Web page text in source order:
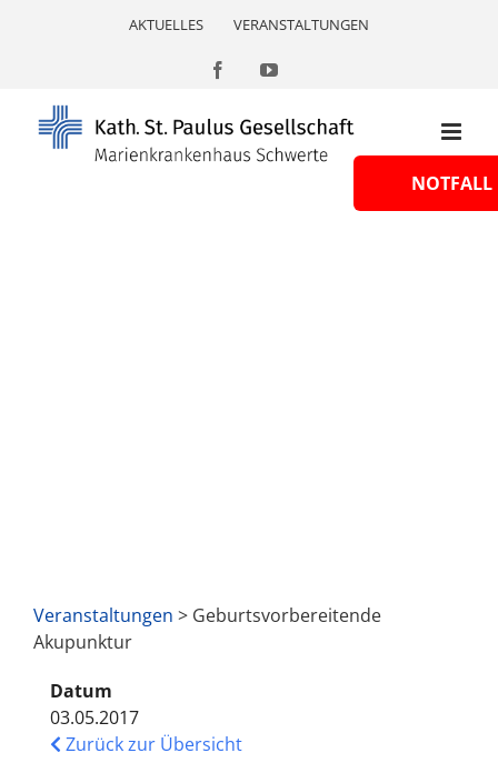
AKTUELLES VERANSTALTUNGEN
FacebookYouTube
Veranstaltungen > Geburtsvorbereitende
Akupunktur
Datum
03.05.2017
Zurück zur Übersicht
NOTFALL